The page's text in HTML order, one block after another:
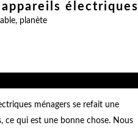
électriques
, planète
ménagers se refait une
ce qui est une bonne chose. Nous